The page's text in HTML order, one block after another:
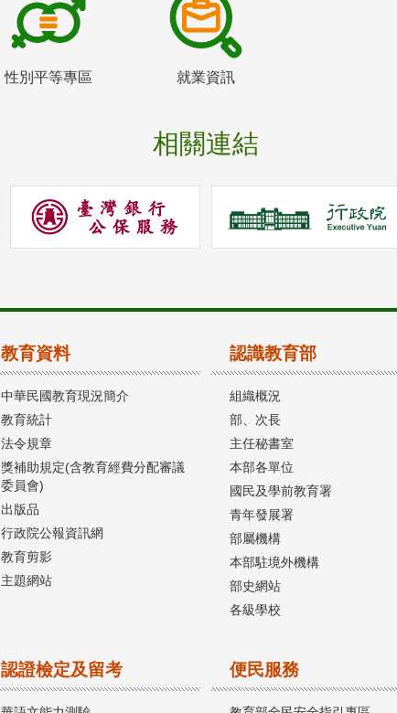
性別平等專區 就業資訊
相關連結
教育資料
中華民國教育現況簡介
教育統計
法令規章
獎補助規定(含教育經費分配審議
委員會)
出版品
行政院公報資訊網
教育剪影
主題網站
認識教育部
組織概況
部、次長
主任秘書室
本部各單位
國民及學前教育署
青年發展署
部屬機構
本部駐境外機構
部史網站
各級學校
認證檢定及留考 便民服務